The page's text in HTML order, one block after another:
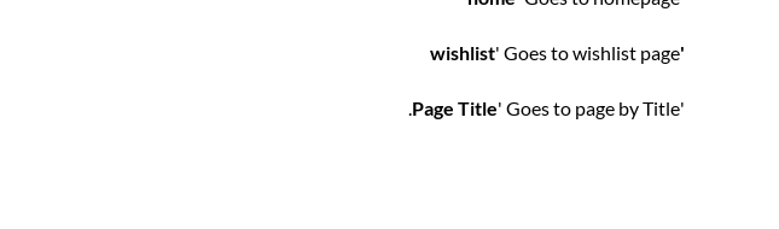
'wishlist
' Goes to wishlist page
'
Page Title' Goes to page by Title.